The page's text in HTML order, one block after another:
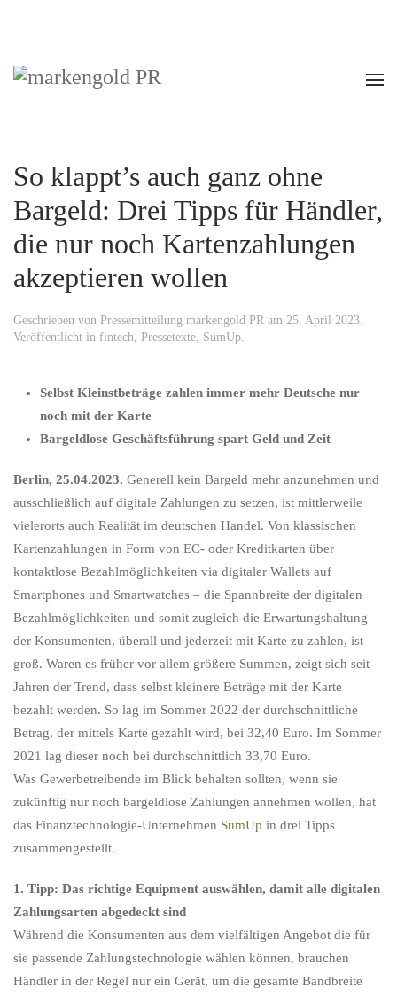
So klappt’s auch ganz ohne
Bargeld: Drei Tipps für Händler,
die nur noch Kartenzahlungen
akzeptieren wollen
Geschrieben von Pressemitteilung markengold PR am 25. April 2023.
Veröffentlicht in fintech, Pressetexte, SumUp.
Selbst Kleinstbeträge zahlen immer mehr Deutsche nur
noch mit der Karte
Bargeldlose Geschäftsführung spart Geld und Zeit
Berlin, 25.04.2023. Generell kein Bargeld mehr anzunehmen und
ausschließlich auf digitale Zahlungen zu setzen, ist mittlerweile
vielerorts auch Realität im deutschen Handel. Von klassischen
Kartenzahlungen in Form von EC- oder Kreditkarten über
kontaktlose Bezahlmöglichkeiten via digitaler Wallets auf
Smartphones und Smartwatches – die Spannbreite der digitalen
Bezahlmöglichkeiten und somit zugleich die Erwartungshaltung
der Konsumenten, überall und jederzeit mit Karte zu zahlen, ist
groß. Waren es früher vor allem größere Summen, zeigt sich seit
Jahren der Trend, dass selbst kleinere Beträge mit der Karte
bezahlt werden. So lag im Sommer 2022 der durchschnittliche
Betrag, der mittels Karte gezahlt wird, bei 32,40 Euro. Im Sommer
2021 lag dieser noch bei durchschnittlich 33,70 Euro.
Was Gewerbetreibende im Blick behalten sollten, wenn sie
zukünftig nur noch bargeldlose Zahlungen annehmen wollen, hat
das Finanztechnologie-Unternehmen SumUp in drei Tipps
zusammengestellt.
1. Tipp: Das richtige Equipment auswählen, damit alle digitalen
Zahlungsarten abgedeckt sind
Während die Konsumenten aus dem vielfältigen Angebot die für
sie passende Zahlungstechnologie wählen können, brauchen
Händler in der Regel nur ein Gerät, um die gesamte Bandbreite